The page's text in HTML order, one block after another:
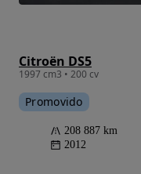
Citroën DS5
1997 cm3 • 200 cv
Promovido
208 887 km
2012